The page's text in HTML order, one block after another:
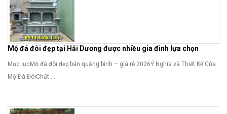
Mộ đá đôi đẹp tại Hải Dương được nhiều gia đình lựa chọn
Mục lụcMộ đá đôi đẹp bán quảng bình – giá rẻ 2026Ý Nghĩa và Thiết Kế Của
Mộ Đá ĐôiChất ...